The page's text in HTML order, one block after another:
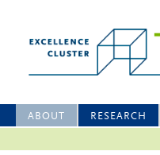
ABOUT RESEARCH